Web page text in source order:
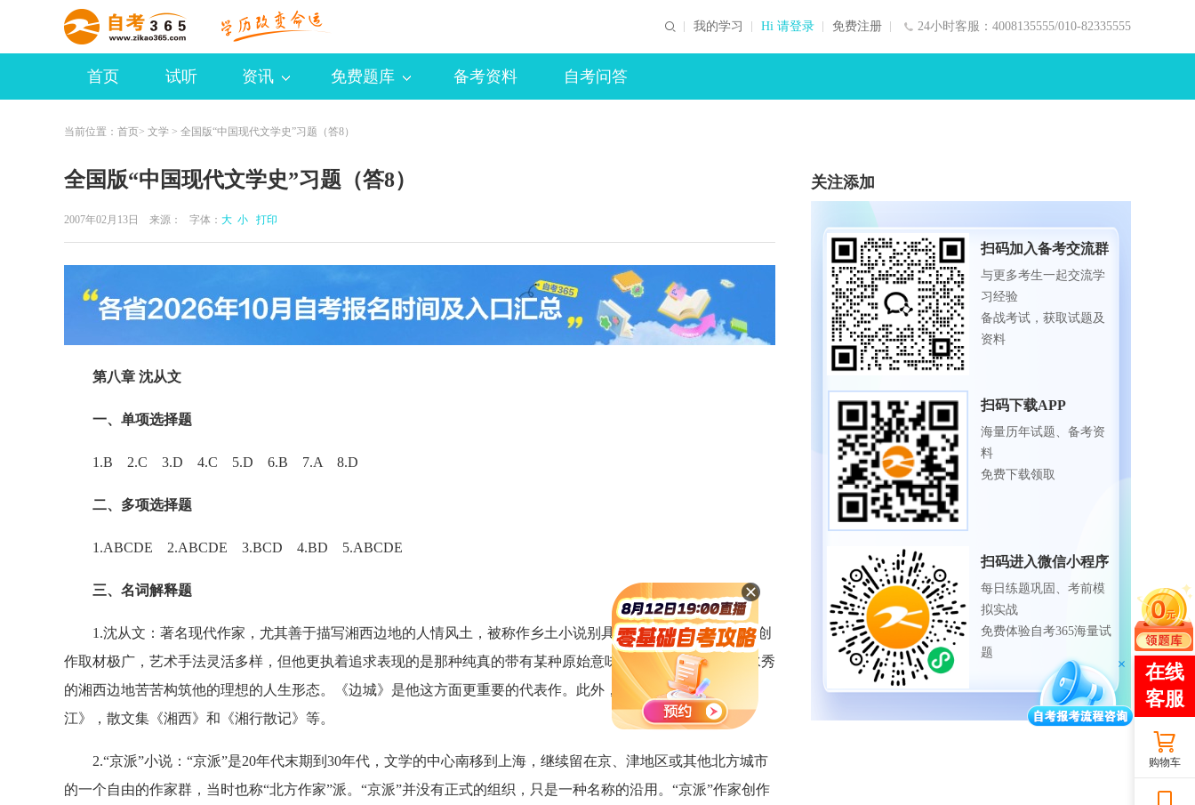
24小时客服：4008135555/010-82335555
我的学习 Hi 请登录 免费注册
首页 试听 资讯 免费题库 备考资料 自考问答
当前位置： 首页> 文学 > 全国版“中国现代文学史”习题（答8）
全国版“中国现代文学史”习题（答8）
2007年02月13日 来源： 字体： 大 小 打印
第八章 沈从文
一、单项选择题
1.B 2.C 3.D 4.C 5.D 6.B 7.A 8.D
二、多项选择题
1.ABCDE 2.ABCDE 3.BCD 4.BD 5.ABCDE
三、名词解释题
1.沈从文：著名现代作家，尤其善于描写湘西边地的人情风土，被称作乡土小说别具一格的代表。沈从文的创
作取材极广，艺术手法灵活多样，但他更执着追求表现的是那种纯真的带有某种原始意味的人性美，他在山清水秀
的湘西边地苦苦构筑他的理想的人生形态。《边城》是他这方面更重要的代表作。此外，他还有长篇小说《长
江》，散文集《湘西》和《湘行散记》等。
2.“京派”小说：“京派”是20年代末期到30年代，文学的中心南移到上海，继续留在京、津地区或其他北方城市
的一个自由的作家群，当时也称“北方作家”派。“京派”并没有正式的组织，只是一种名称的沿用。“京派”作家创作
关注添加
扫码加入备考交流群
与更多考生一起交流学
习经验
备战考试，获取试题及
资料
扫码下载APP
海量历年试题、备考资
料
免费下载领取
扫码进入微信小程序
每日练题巩固、考前模
拟实战
免费体验自考365海量试
题
购物车